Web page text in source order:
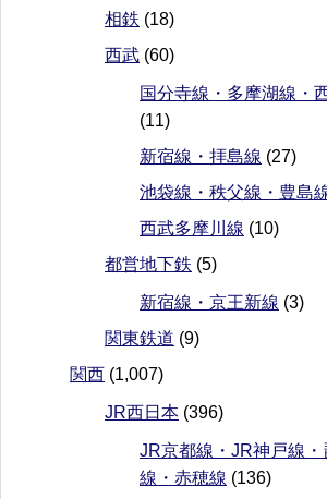
相鉄 (18)
西武 (60)
国分寺線・多摩湖線・
(11)
新宿線・拝島線 (27)
池袋線・秩父線・豊島
西武多摩川線 (10)
都営地下鉄 (5)
新宿線・京王新線 (3)
関東鉄道 (9)
関西 (1,007)
JR西日本 (396)
JR京都線・JR神戸線
線・赤穂線 (136)